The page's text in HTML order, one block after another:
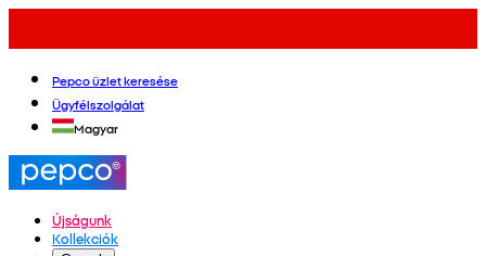
Pepco üzlet keresése
Ügyfélszolgálat
Magyar
Újságunk
Kollekciók